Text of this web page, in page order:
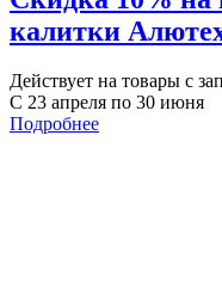
калитки
Действует на товары с
С 23 апреля по 30 июня
Подробнее